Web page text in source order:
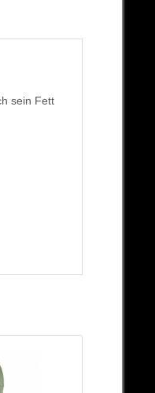
sein Fett